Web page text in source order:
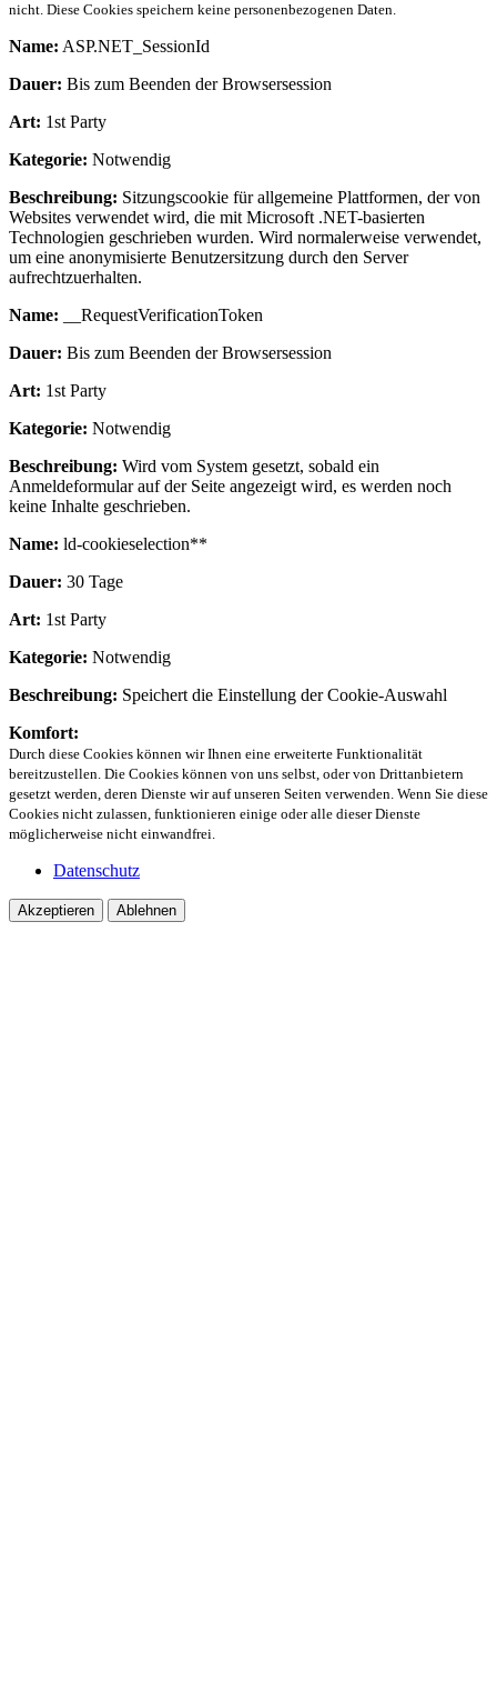
nicht. Diese Cookies speichern keine personenbezogenen Daten.
Name: ASP.NET_SessionId
Dauer: Bis zum Beenden der Browsersession
Art: 1st Party
Kategorie: Notwendig
Beschreibung: Sitzungscookie für allgemeine Plattformen, der von
Websites verwendet wird, die mit Microsoft .NET-basierten
Technologien geschrieben wurden. Wird normalerweise verwendet,
um eine anonymisierte Benutzersitzung durch den Server
aufrechtzuerhalten.
Name: __RequestVerificationToken
Dauer: Bis zum Beenden der Browsersession
Art: 1st Party
Kategorie: Notwendig
Beschreibung: Wird vom System gesetzt, sobald ein
Anmeldeformular auf der Seite angezeigt wird, es werden noch
keine Inhalte geschrieben.
Name: ld-cookieselection**
Dauer: 30 Tage
Art: 1st Party
Kategorie: Notwendig
Beschreibung: Speichert die Einstellung der Cookie-Auswahl
Komfort:
Durch diese Cookies können wir Ihnen eine erweiterte Funktionalität
bereitzustellen. Die Cookies können von uns selbst, oder von Drittanbietern
gesetzt werden, deren Dienste wir auf unseren Seiten verwenden. Wenn Sie diese
Cookies nicht zulassen, funktionieren einige oder alle dieser Dienste
möglicherweise nicht einwandfrei.
Datenschutz
Akzeptieren Ablehnen